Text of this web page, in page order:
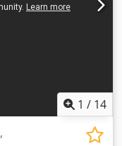
1 / 14